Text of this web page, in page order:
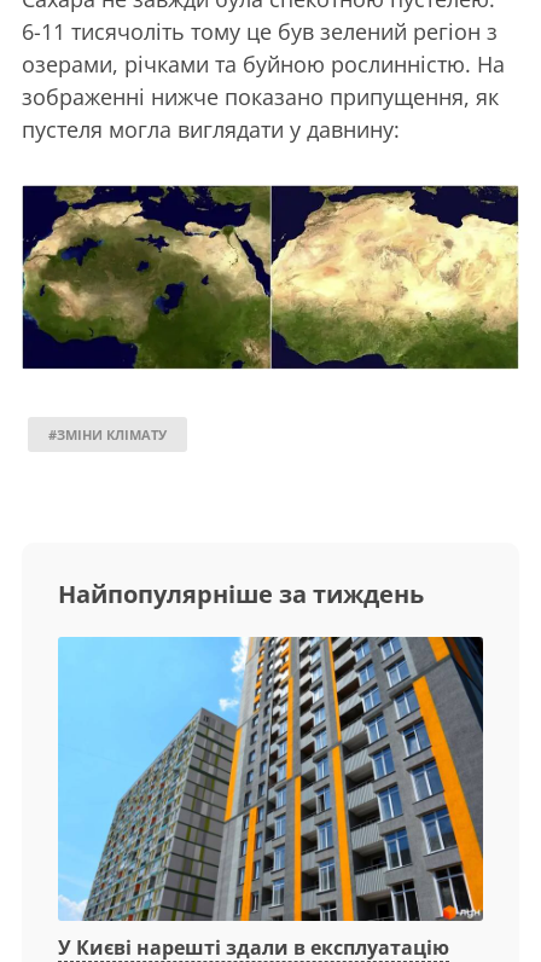
6-11 тисячоліть тому це був зелений регіон з
озерами, річками та буйною рослинністю. На
зображенні нижче показано припущення, як
пустеля могла виглядати у давнину:
#ЗМІНИ КЛІМАТУ
Найпопулярніше за тиждень
У Києві нарешті здали в експлуатацію